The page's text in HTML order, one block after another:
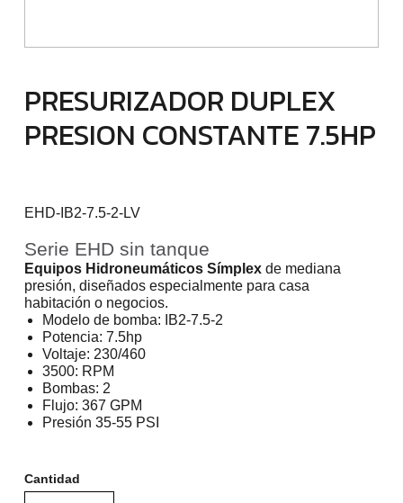
PRESURIZADOR DUPLEX
PRESION CONSTANTE 7.5HP
EHD-IB2-7.5-2-LV
Serie EHD sin tanque
Equipos Hidroneumáticos Símplexde mediana
presión, diseñados especialmente para casa
habitación o negocios.
Modelo de bomba: IB2-7.5-2
Potencia: 7.5hp
Voltaje: 230/460
3500: RPM
Bombas: 2
Flujo: 367 GPM
Presión 35-55 PSI
Cantidad